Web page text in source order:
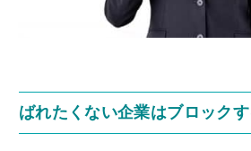
ばれたくない企業はブロック